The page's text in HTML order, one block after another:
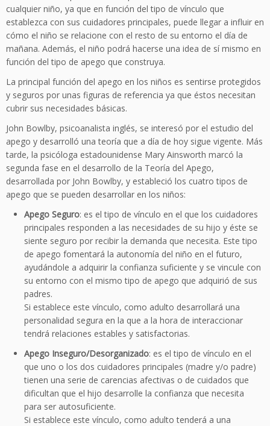
cualquier niño, ya que en función del tipo de vínculo que
establezca con sus cuidadores principales, puede llegar a influir en
cómo el niño se relacione con el resto de su entorno el día de
mañana. Además, el niño podrá hacerse una idea de sí mismo en
función del tipo de apego que construya.
La principal función del apego en los niños es sentirse protegidos
y seguros por unas figuras de referencia ya que éstos necesitan
cubrir sus necesidades básicas.
John Bowlby, psicoanalista inglés, se interesó por el estudio del
apego y desarrolló una teoría que a día de hoy sigue vigente. Más
tarde, la psicóloga estadounidense Mary Ainsworth marcó la
segunda fase en el desarrollo de la Teoría del Apego,
desarrollada por John Bowlby, y estableció los cuatro tipos de
apego que se pueden desarrollar en los niños:
Apego Seguro: es el tipo de vínculo en el que los cuidadores
principales responden a las necesidades de su hijo y éste se
siente seguro por recibir la demanda que necesita. Este tipo
de apego fomentará la autonomía del niño en el futuro,
ayudándole a adquirir la confianza suficiente y se vincule con
su entorno con el mismo tipo de apego que adquirió de sus
padres.
Si establece este vínculo, como adulto desarrollará una
personalidad segura en la que a la hora de interaccionar
tendrá relaciones estables y satisfactorias.
Apego Inseguro/Desorganizado: es el tipo de vínculo en el
que uno o los dos cuidadores principales (madre y/o padre)
tienen una serie de carencias afectivas o de cuidados que
dificultan que el hijo desarrolle la confianza que necesita
para ser autosuficiente.
Si establece este vínculo, como adulto tenderá a una